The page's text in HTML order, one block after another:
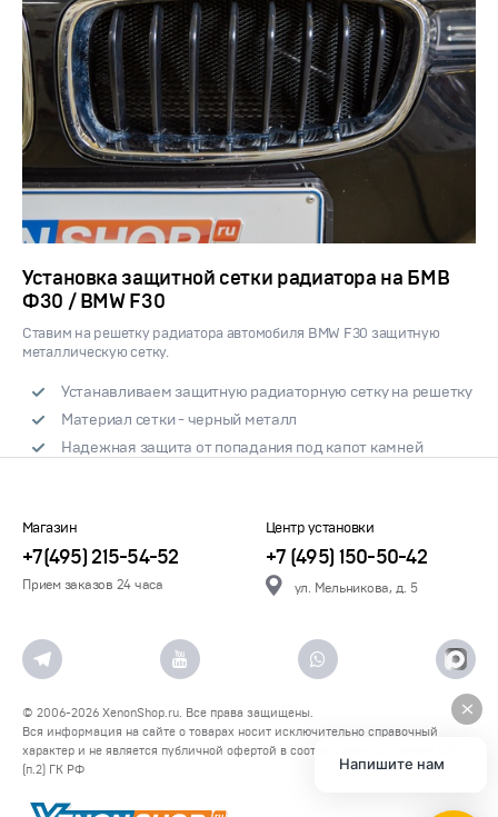
Установка защитной сетки радиатора на БМВ
Ф30 / BMW F30
Ставим на решетку радиатора автомобиля BMW F30 защитную
металлическую сетку.
Устанавливаем защитную радиаторную сетку на решетку
Материал сетки - черный металл
Надежная защита от попадания под капот камней
Магазин
+7(495) 215-54-52
Прием заказов 24 часа
Центр установки
+7 (495) 150-50-42
ул. Мельникова, д. 5
© 2006-2026 XenonShop.ru. Все права защищены.
Вся информация на сайте о товарах носит исключительно справочный
характер и не является публичной офертой в соответствии со статьей 437
(п.2) ГК РФ
Напишите нам